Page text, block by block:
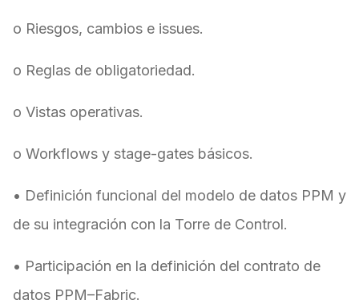
o Riesgos, cambios e issues.
o Reglas de obligatoriedad.
o Vistas operativas.
o Workflows y stage-gates básicos.
• Definición funcional del modelo de datos PPM y
de su integración con la Torre de Control.
• Participación en la definición del contrato de
datos PPM–Fabric.